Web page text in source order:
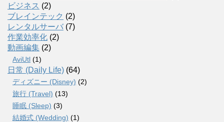
ビジネス (2)
ブレインテック (2)
レンタルサーバ (7)
作業効率化 (2)
動画編集 (2)
AviUtl (1)
日常 (Daily Life) (64)
ディズニー (Disney) (2)
旅行 (Travel) (13)
睡眠 (Sleep) (3)
結婚式 (Wedding) (1)